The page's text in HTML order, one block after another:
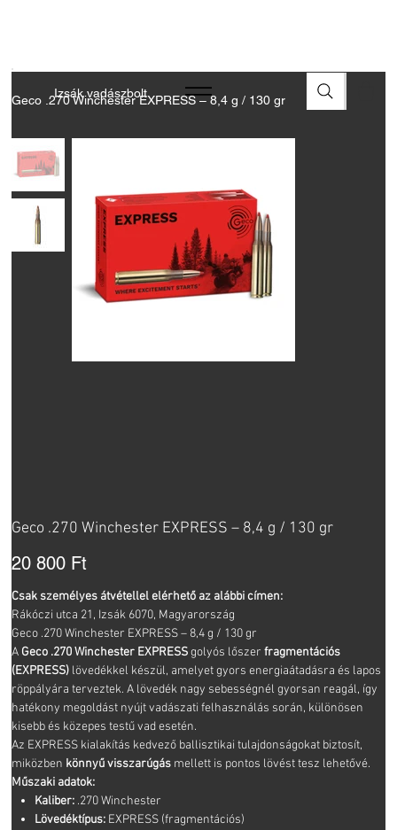
Izsák vadászbolt
Geco .270 Winchester EXPRESS – 8,4 g / 130 gr
Geco .270 Winchester EXPRESS – 8,4 g / 130 gr
Ár
20 800 Ft
Csak személyes átvétellel elérhető az alábbi címen:
Rákóczi utca 21, Izsák 6070, Magyarország
Geco .270 Winchester EXPRESS – 8,4 g / 130 gr
A Geco .270 Winchester EXPRESSgolyós lőszerfragmentációs
(EXPRESS) lövedékkel készül, amelyet gyors energiaátadásra és lapos
röppályára terveztek. A lövedék nagy sebességnél gyorsan reagál, így
hatékony megoldást nyújt vadászati felhasználás során, különösen
kisebb és közepes testű vad esetén.
Az EXPRESS kialakítás kedvező ballisztikai tulajdonságokat biztosít,
miközben könnyű visszarúgás mellett is pontos lövést tesz lehetővé.
Műszaki adatok:
Kaliber:.270 Winchester
Lövedéktípus:EXPRESS (fragmentációs)